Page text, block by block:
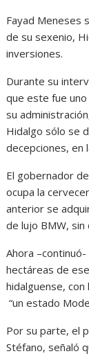
Fayad Meneses
de su sexenio,
inversiones.
Durante su
que este fue
su
Hidalgo sólo se
decepciones, en
El gobernador
ocupa la
anterior se
de lujo BMW,
Ahora
hectáreas de
hidalguense,
“un estado
Por su parte, el
Stéfano, señaló